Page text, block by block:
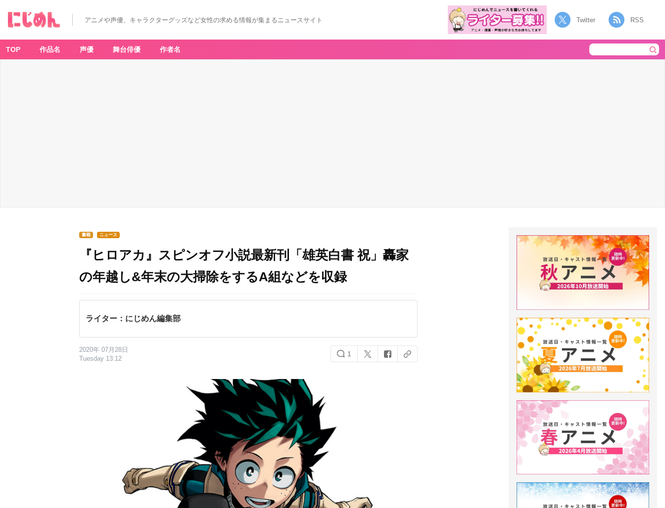
アニメや声優、キャラクターグッズなど女性の求める情報が集まるニュースサイト Twitter RSS
TOP 作品名 声優 舞台俳優 作者名
書籍 ニュース
『ヒロアカ』スピンオフ小説最新刊「雄英白書 祝」轟家
の年越し&年末の大掃除をするA組などを収録
ライター：にじめん編集部
2020年 07月28日
Tuesday 13:12
1